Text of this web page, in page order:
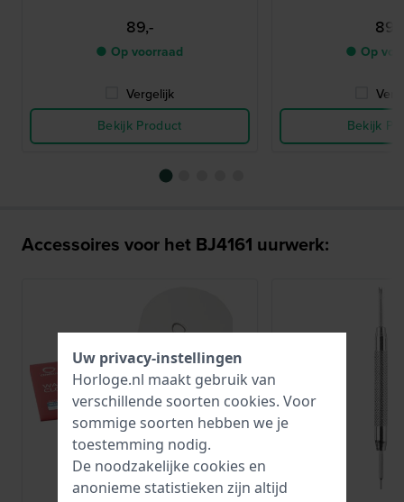
89,-
● Op voorraad
Vergelijk
Bekijk Product
89,-
● Op
Bekijk
Accessoires voor het BJ4161 uurwerk:
Uw privacy-instellingen
Horloge.nl maakt gebruik van
verschillende soorten cookies. Voor
sommige soorten hebben we je
toestemming nodig.
De noodzakelijke cookies en
anonieme statistieken zijn altijd